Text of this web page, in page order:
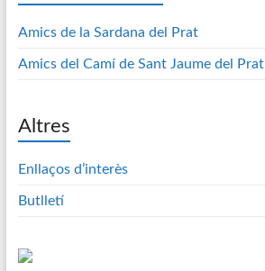
Amics de la Sardana del Prat
Amics del Camí de Sant Jaume del Prat
Altres
Enllaços d’interès
Butlletí